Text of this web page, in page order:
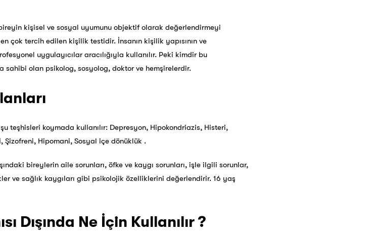
kişisel ve sosyal uyumunu objektif olarak değerlendirmeyi
çok tercih edilen kişilik testidir. İnsanın kişilik yapısının ve
uygulayıcılar aracılığıyla kullanılır. Peki kimdir bu
sahibi olan psikolog, sosyolog, doktor ve hemşirelerdir.
teşhisleri koymada kullanılır: Depresyon, Hipokondriazis, Histeri,
Şizofreni, Hipomani, Sosyal içe dönüklük .
bireylerin aile sorunları, öfke ve kaygı sorunları, işle ilgili sorunlar,
ve sağlık kaygıları gibi psikolojik özelliklerini değerlendirir. 16 yaş
Dışında Ne İçin Kullanılır ?